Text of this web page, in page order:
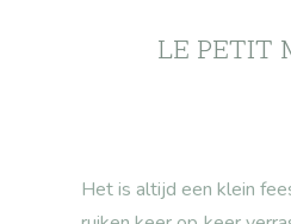
LE PETIT
Het is altijd een klein